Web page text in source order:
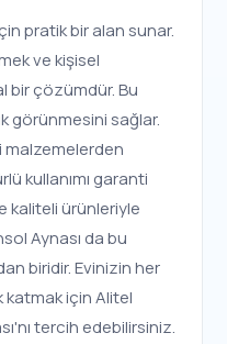
pratik bir alan sunar.
ve kişisel
bir çözümdür. Bu
görünmesini sağlar.
malzemelerden
kullanımı garanti
kaliteli ürünleriyle
Aynası da bu
biridir. Evinizin her
için Alitel
tercih edebilirsiniz.